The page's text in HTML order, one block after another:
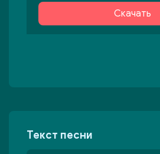
Скачать
Текст песни